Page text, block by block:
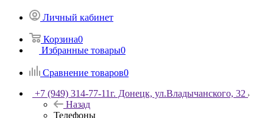
Личный кабинет
Корзина0
Избранные товары0
Сравнение товаров0
+7 (949) 314-77-11г. Донецк, ул.Владычанского, 32
Назад
Телефоны